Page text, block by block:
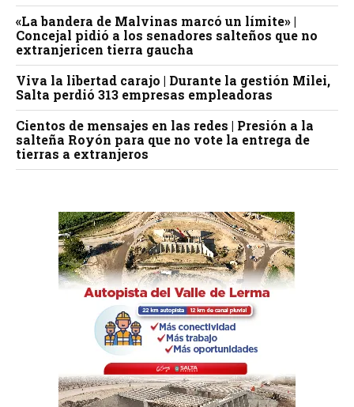
«La bandera de Malvinas marcó un límite» |
Concejal pidió a los senadores salteños que no
extranjericen tierra gaucha
Viva la libertad carajo | Durante la gestión Milei,
Salta perdió 313 empresas empleadoras
Cientos de mensajes en las redes | Presión a la
salteña Royón para que no vote la entrega de
tierras a extranjeros